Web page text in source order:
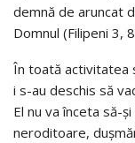
demnă de aruncat
Domnul (Filipeni 3,
În toată activitatea
i s-au deschis să
El nu va înceta să-
neroditoare,